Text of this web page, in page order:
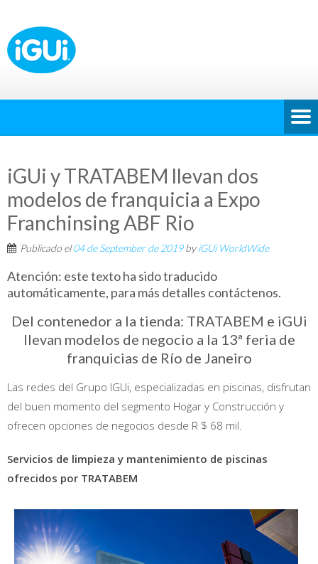
iGUi y TRATABEM llevan dos
modelos de franquicia a Expo
Franchinsing ABF Rio
Publicado el04 de September de 2019byiGUi WorldWide
Atención: este texto ha sido traducido
automáticamente, para más detalles contáctenos.
Del contenedor a la tienda: TRATABEM e iGUi
llevan modelos de negocio a la 13ª feria de
franquicias de Río de Janeiro
Las redes del Grupo IGUi, especializadas en piscinas, disfrutan
del buen momento del segmento Hogar y Construcción y
ofrecen opciones de negocios desde R $ 68 mil.
Servicios de limpieza y mantenimiento de piscinas
ofrecidos por TRATABEM